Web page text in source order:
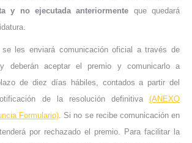
y no ejecutada anteriormente que quedará
les enviará comunicación oficial a través de
deberán aceptar el premio y comunicarlo a
de diez días hábiles, contados a partir del
de la resolución definitiva (ANEXO
Formulario). Si no se recibe comunicación en
por rechazado el premio. Para facilitar la